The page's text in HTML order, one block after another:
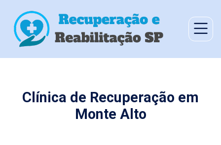
Clínica de Recuperação em
Monte Alto